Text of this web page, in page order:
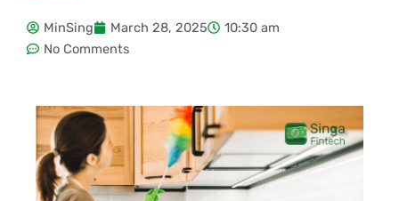
MinSing March 28, 2025
10:30 am
No Comments